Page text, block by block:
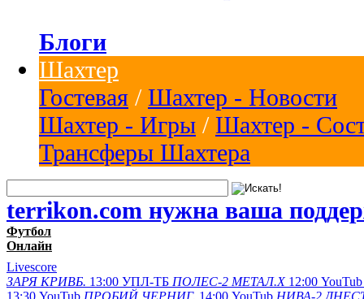
Блоги
Шахтер
Гостевая / Шахтер - Новости
Шахтер - Игры / Шахтер -
Трансферы Шахтера
terrikon.com нужна ваша
Футбол
Онлайн
Livescore
ЗАРЯ КРИВБ. 13:00 УПЛ-ТБ ПОЛЕС-2 МЕТАЛ.Х 12:00 YouTub
13:30 YouTub ПРОБИЙ ЧЕРНИГ. 14:00 YouTub НИВА-2